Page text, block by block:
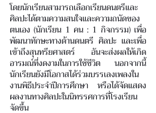
โดยนักเรียนสามารถเลือกเรียนดนตรีและ
ศิลปะได้ตามความสนใจและความถนัดของ
ตนเอง (นักเรียน 1 คน : 1 กิจกรรม) เพื่อ
พัฒนาทักษะทางด้านดนตรี ศิลปะ และเพื่อ
เข้าถึงสุนทรียศาสตร์ อันจะส่งผลให้เกิด
อารมณ์ที่งดงามในการใช้ชีวิต นอกจากนี้
นักเรียนยังมีโอกาสได้ร่วมบรรเลงเพลงใน
งานพิธีประจำปีการศึกษา หรือได้จัดแสดง
ผลงานทางศิลปะในนิทรรศการที่โรงเรียน
จัดขึ้น